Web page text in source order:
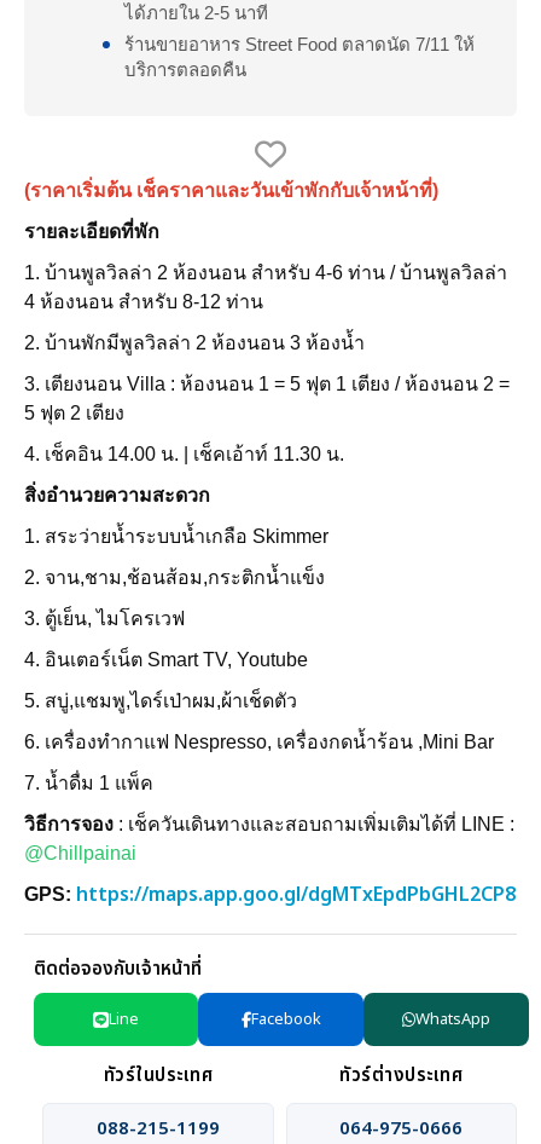
ได้ภายใน 2-5 นาที
ร้านขายอาหาร Street Food ตลาดนัด 7/11 ให้
บริการตลอดคืน
(ราคาเริ่มต้น เช็คราคาและวันเข้าพักกับเจ้าหน้าที่)
รายละเอียดที่พัก
1. บ้านพูลวิลล่า 2 ห้องนอน สำหรับ 4-6 ท่าน / บ้านพูลวิลล่า
4 ห้องนอน สำหรับ 8-12 ท่าน
2. บ้านพักมีพูลวิลล่า 2 ห้องนอน 3 ห้องน้ำ
3. เตียงนอน Villa : ห้องนอน 1 = 5 ฟุต 1 เตียง / ห้องนอน 2 =
5 ฟุต 2 เตียง
4. เช็คอิน 14.00 น. | เช็คเอ้าท์ 11.30 น.
สิ่งอำนวยความสะดวก
1. สระว่ายน้ำระบบน้ำเกลือ Skimmer
2. จาน,ชาม,ช้อนส้อม,กระติกน้ำแข็ง
3. ตู้เย็น, ไมโครเวฟ
4. อินเตอร์เน็ต Smart TV, Youtube
5. สบู่,แชมพู,ไดร์เป่าผม,ผ้าเช็ดตัว
6. เครื่องทำกาแฟ Nespresso, เครื่องกดน้ำร้อน ,Mini Bar
7. น้ำดื่ม 1 แพ็ค
วิธีการจอง : เช็ควันเดินทางและสอบถามเพิ่มเติมได้ที่ LINE :
@Chillpainai
GPS: https://maps.app.goo.gl/dgMTxEpdPbGHL2CP8
ติดต่อจองกับเจ้าหน้าที่
Line Facebook WhatsApp
ทัวร์ในประเทศ
ทัวร์ต่างประเทศ
088-215-1199
064-975-0666